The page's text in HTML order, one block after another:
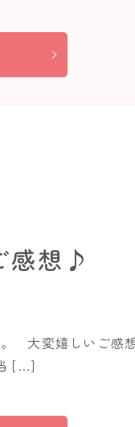
感想♪
大変嬉しいご感
[…]